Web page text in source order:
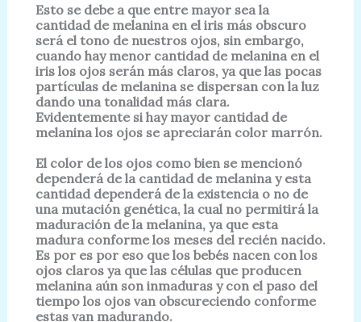
Esto se debe a que entre mayor sea la
cantidad de melanina en el iris más obscuro
será el tono de nuestros ojos, sin embargo,
cuando hay menor cantidad de melanina en el
iris los ojos serán más claros, ya que las pocas
partículas de melanina se dispersan con la luz
dando una tonalidad más clara.
Evidentemente si hay mayor cantidad de
melanina los ojos se apreciarán color marrón.
El color de los ojos como bien se mencionó
dependerá de la cantidad de melanina y esta
cantidad dependerá de la existencia o no de
una mutación genética, la cual no permitirá la
maduración de la melanina, ya que esta
madura conforme los meses del recién nacido.
Es por es por eso que los bebés nacen con los
ojos claros ya que las células que producen
melanina aún son inmaduras y con el paso del
tiempo los ojos van obscureciendo conforme
estas van madurando.